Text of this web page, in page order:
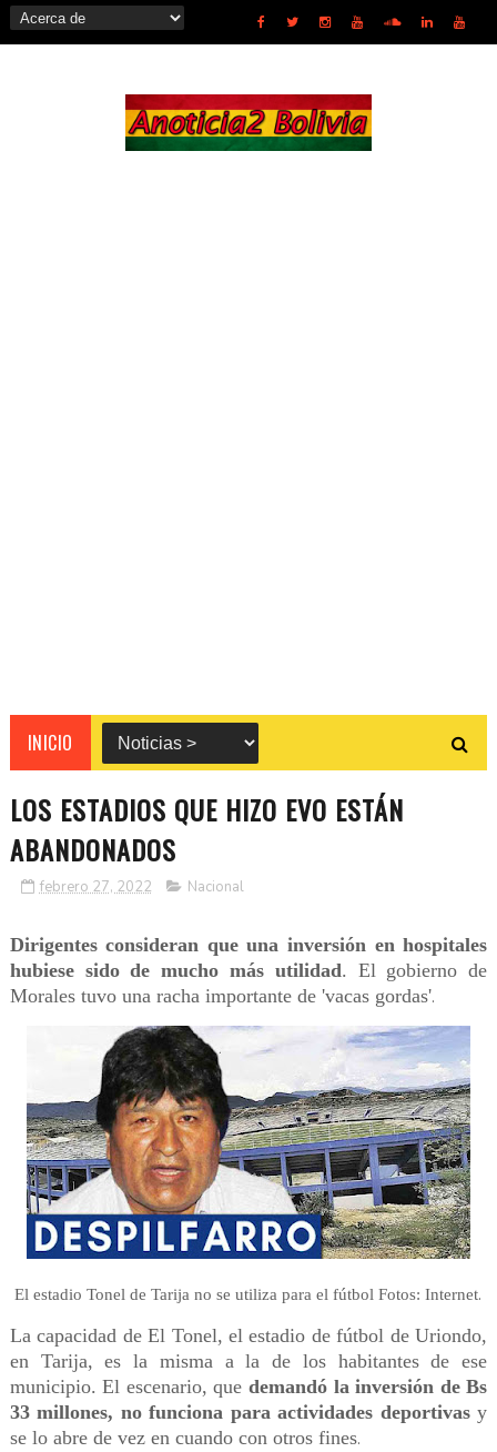
INICIO
LOS ESTADIOS QUE HIZO EVO ESTÁN
ABANDONADOS
febrero 27, 2022 Nacional
Dirigentes consideran que una inversión en hospitales
hubiese sido de mucho más utilidad. El gobierno de
Morales tuvo una racha importante de 'vacas gordas'.
El estadio Tonel de Tarija no se utiliza para el fútbol Fotos: Internet.
La capacidad de El Tonel, el estadio de fútbol de Uriondo,
en Tarija, es la misma a la de los habitantes de ese
municipio. El escenario, que demandó la inversión de Bs
33 millones, no funciona para actividades deportivasy
se lo abre de vez en cuando con otros fines.